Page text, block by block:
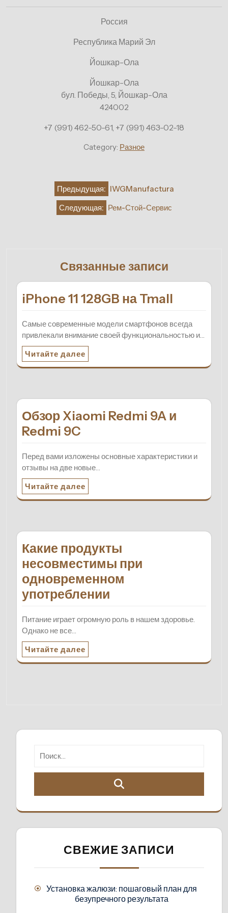
Россия
Республика Марий Эл
Йошкар-Ола
Йошкар-Ола
бул. Победы, 5, Йошкар-Ола
424002
+7 (991) 462-50-61, +7 (991) 463-02-18
Category: Разное
Навигация
записям
Предыдущая: IWGManufactura
Следующая: Рем-Стой-Сервис
Связанные записи
iPhone 11 128GB на Tmall
Самые современные модели смартфонов всегда
привлекали внимание своей функциональностью и…
Читайте далее
Обзор Xiaomi Redmi 9A и
Redmi 9C
Перед вами изложены основные характеристики и
отзывы на две новые…
Читайте далее
Какие продукты
несовместимы при
одновременном
употреблении
Питание играет огромную роль в нашем здоровье.
Однако не все…
Читайте далее
СВЕЖИЕ ЗАПИСИ
Установка жалюзи: пошаговый план для
безупречного результата